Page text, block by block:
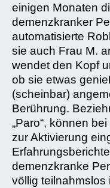
einigen Monaten
demenzkranker
automatisierte
sie auch Frau M.
wendet den Kopf
ob sie etwas
(scheinbar)
Berührung.
„Paro“, können
zur Aktivierung
demenzkranke
völlig teilnahmslos